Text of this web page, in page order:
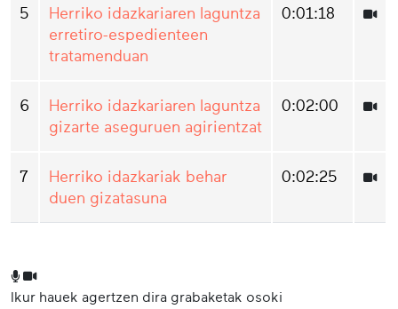
5
Herriko idazkariaren laguntza
erretiro-espedienteen
tratamenduan
0:01:18
6
Herriko idazkariaren laguntza
gizarte aseguruen agirientzat
0:02:00
7
Herriko idazkariak behar
duen gizatasuna
0:02:25
Ikur hauek agertzen dira grabaketak osoki